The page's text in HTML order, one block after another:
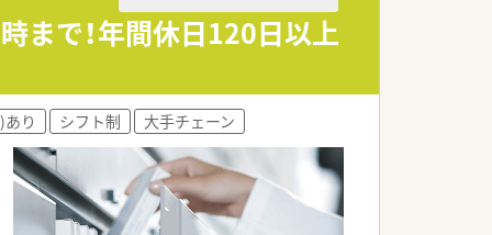
で！年間休日120日以上
り シフト制 大手チェーン